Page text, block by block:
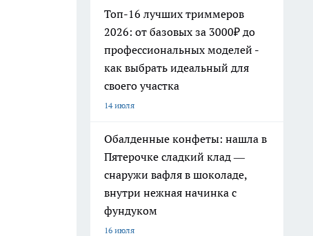
Топ-16 лучших триммеров
2026: от базовых за 3000₽ до
профессиональных моделей -
как выбрать идеальный для
своего участка
14 июля
Обалденные конфеты: нашла в
Пятерочке сладкий клад —
снаружи вафля в шоколаде,
внутри нежная начинка с
фундуком
16 июля